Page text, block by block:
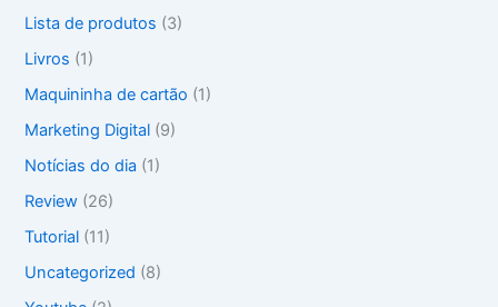
Lista de produtos (3)
Livros (1)
Maquininha de cartão (1)
Marketing Digital (9)
Notícias do dia (1)
Review (26)
Tutorial (11)
Uncategorized (8)